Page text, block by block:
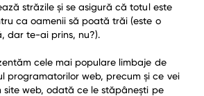
străzile și se asigură că totul este
ca oamenii să poată trăi (este o
dar te-ai prins, nu?).
cele mai populare limbaje de
programatorilor web, precum și ce vei
web, odată ce le stăpânești pe